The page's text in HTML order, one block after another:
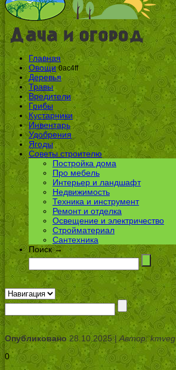
Главная
Овощи 0ac4ff
Деревья
Травы
Вредители
Грибы
Кустарники
Инвентарь
Удобрения
Ягоды
Советы строителю
Постройка дома
Про мебель
Интерьер и ландшафт
Недвижимость
Техника и инструмент
Ремонт и отделка
Освещение и электричество
Стройматериал
Сантехника
Поиск →
Опубликовано28.10.2025 |Автор: kmveg
0